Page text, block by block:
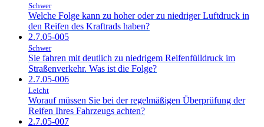
Schwer
Welche Folge kann zu hoher oder zu niedriger Luftdruck in
den Reifen des Kraftrads haben?
2.7.05-005
Schwer
Sie fahren mit deutlich zu niedrigem Reifenfülldruck im
Straßenverkehr. Was ist die Folge?
2.7.05-006
Leicht
Worauf müssen Sie bei der regelmäßigen Überprüfung der
Reifen Ihres Fahrzeugs achten?
2.7.05-007